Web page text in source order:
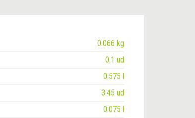
0.066 kg
0.1 ud
0.575 l
3.45 ud
0.075 l